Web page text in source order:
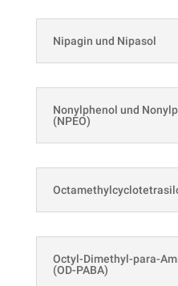
Nipagin und Nipasol
Nonylphenol und
(NPEO)
Octyl-Dimethyl-para-
(OD-PABA)